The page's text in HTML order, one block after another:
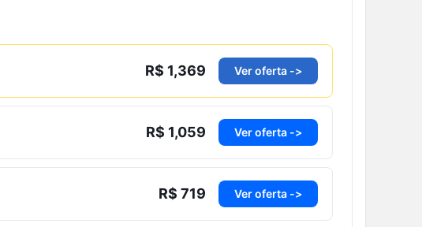
R$ 1,369 Ver oferta ->
R$ 1,059 Ver oferta ->
R$ 719 Ver oferta ->